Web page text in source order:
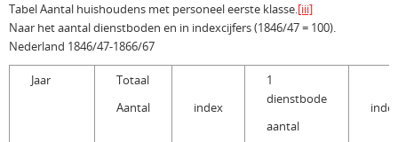
Tabel Aantal huishoudens met personeel eerste klasse.[iii]
Naar het aantal dienstboden en in indexcijfers (1846/47 = 100).
Nederland 1846/47-1866/67
Jaar
Totaal
Aantal
index
1
dienstbode
aantal